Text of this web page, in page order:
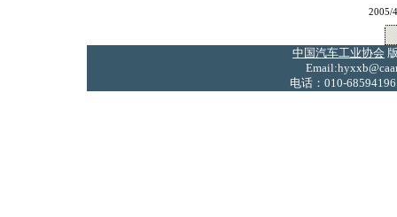
2005/
中国汽车工业协会
电话：010-